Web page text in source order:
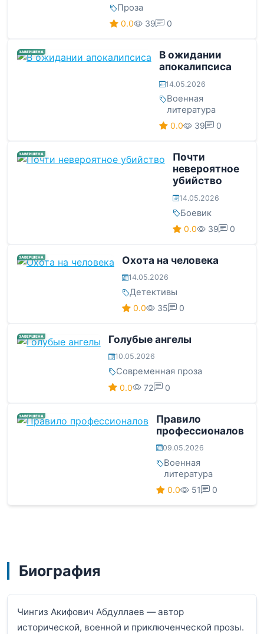
Проза
0.0 39 0
ЗАВЕРШЕНА
В ожидании
апокалипсиса
14.05.2026
Военная
литература
0.0 39 0
ЗАВЕРШЕНА
Почти
невероятное
убийство
14.05.2026
Боевик
0.0 39 0
ЗАВЕРШЕНА Охота на человека
14.05.2026
Детективы
0.0 35 0
ЗАВЕРШЕНА Голубые ангелы
10.05.2026
Современная проза
0.0 72 0
ЗАВЕРШЕНА
Правило
профессионалов
09.05.2026
Военная
литература
0.0 51 0
Биография
Чингиз Акифович Абдуллаев — автор
исторической, военной и приключенческой прозы.